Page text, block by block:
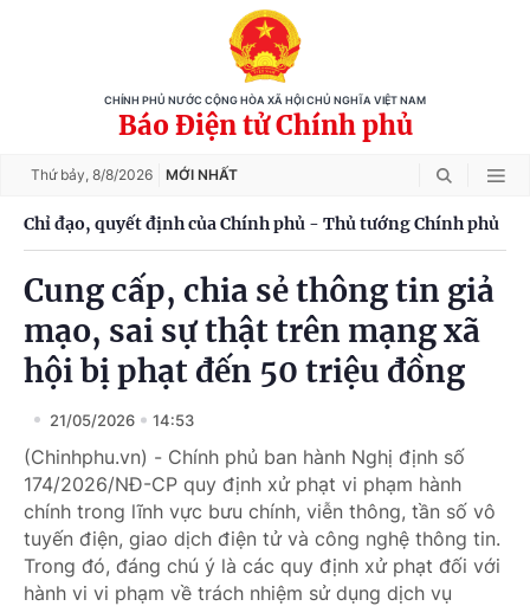
CHÍNH PHỦ NƯỚC CỘNG HÒA XÃ HỘI CHỦ NGHĨA VIỆT NAM
Báo Điện tử Chính phủ
Thứ bảy, 8/8/2026 MỚI NHẤT
Chỉ đạo, quyết định của Chính phủ - Thủ tướng Chính phủ
Cung cấp, chia sẻ thông tin giả
mạo, sai sự thật trên mạng xã
hội bị phạt đến 50 triệu đồng
21/05/2026 14:53
(Chinhphu.vn) - Chính phủ ban hành Nghị định số
174/2026/NĐ-CP quy định xử phạt vi phạm hành
chính trong lĩnh vực bưu chính, viễn thông, tần số vô
tuyến điện, giao dịch điện tử và công nghệ thông tin.
Trong đó, đáng chú ý là các quy định xử phạt đối với
hành vi vi phạm về trách nhiệm sử dụng dịch vụ